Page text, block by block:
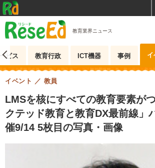
教育業界ニュース
ビス 教育行政 ICT機器 事例 イ
LMSを核にすべての教育要素が
クテッド教育と教育DX最前線」
催9/14 5枚目の写真・画像
イベント 教員